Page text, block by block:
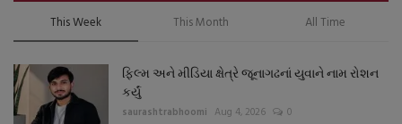
This Week This Month All Time
ફિલ્મ અને મીડિયા ક્ષેત્રે જૂનાગઢનાં યુવાને નામ રોશન
કર્યું
saurashtrabhoomi Aug 4, 2026 0